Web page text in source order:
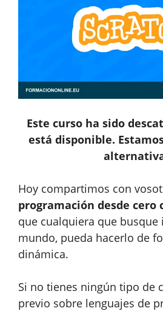
Este curso ha sido
está disponible.
Hoy compartimos con
programación desde cero
que cualquiera que busque
mundo, pueda hacerlo de
dinámica.
Si no tienes ningún tipo de
previo sobre lenguajes de